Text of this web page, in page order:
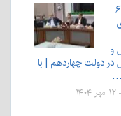
و
دولت چهاردهم | با